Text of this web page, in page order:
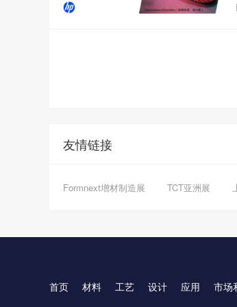
友情链接
Formnext增材制造展 TCT亚洲展
首页 材料 工艺 设计 应用
市场